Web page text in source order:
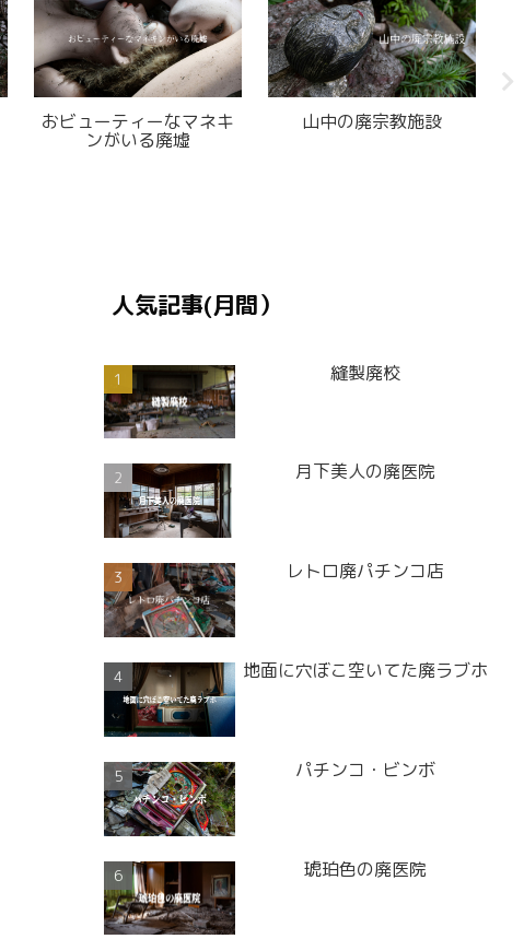
荒れ果てた廃結婚式場 何者かがうんちして逃げ
人気記事(月間）
縫製廃校
月下美人の廃医院
レトロ廃パチンコ店
地面に穴ぼこ空いてた廃ラブホ
パチンコ・ビンボ
琥珀色の廃医院